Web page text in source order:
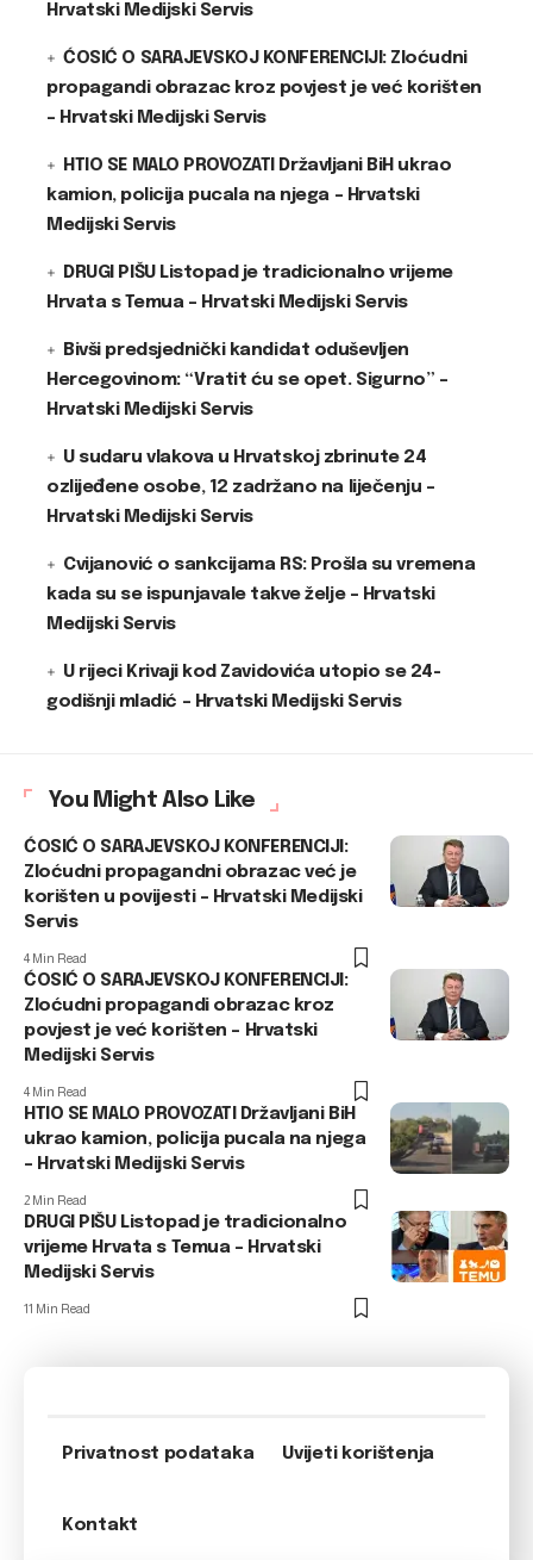
Hrvatski Medijski Servis
ĆOSIĆ O SARAJEVSKOJ KONFERENCIJI: Zloćudni
propagandi obrazac kroz povjest je već korišten
– Hrvatski Medijski Servis
HTIO SE MALO PROVOZATI Državljani BiH ukrao
kamion, policija pucala na njega – Hrvatski
Medijski Servis
DRUGI PIŠU Listopad je tradicionalno vrijeme
Hrvata s Temua – Hrvatski Medijski Servis
Bivši predsjednički kandidat oduševljen
Hercegovinom: “Vratit ću se opet. Sigurno” –
Hrvatski Medijski Servis
U sudaru vlakova u Hrvatskoj zbrinute 24
ozlijeđene osobe, 12 zadržano na liječenju –
Hrvatski Medijski Servis
Cvijanović o sankcijama RS: Prošla su vremena
kada su se ispunjavale takve želje – Hrvatski
Medijski Servis
U rijeci Krivaji kod Zavidovića utopio se 24-
godišnji mladić – Hrvatski Medijski Servis
You Might Also Like
ĆOSIĆ O SARAJEVSKOJ KONFERENCIJI:
Zloćudni propagandni obrazac već je
korišten u povijesti – Hrvatski Medijski
Servis
4 Min Read
ĆOSIĆ O SARAJEVSKOJ KONFERENCIJI:
Zloćudni propagandi obrazac kroz
povjest je već korišten – Hrvatski
Medijski Servis
4 Min Read
HTIO SE MALO PROVOZATI Državljani BiH
ukrao kamion, policija pucala na njega
– Hrvatski Medijski Servis
2 Min Read
DRUGI PIŠU Listopad je tradicionalno
vrijeme Hrvata s Temua – Hrvatski
Medijski Servis
11 Min Read
Privatnost podataka Uvijeti korištenja
Kontakt